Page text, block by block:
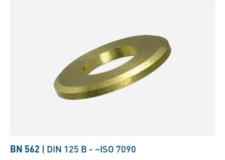
BN 562 | DIN 125 B - ~ISO 7090